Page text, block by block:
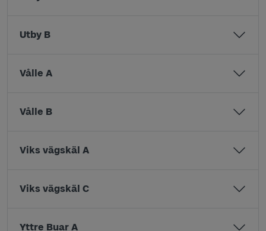
Utby B
Vålle A
Vålle B
Viks vägskäl A
Viks vägskäl C
Yttre Buar A